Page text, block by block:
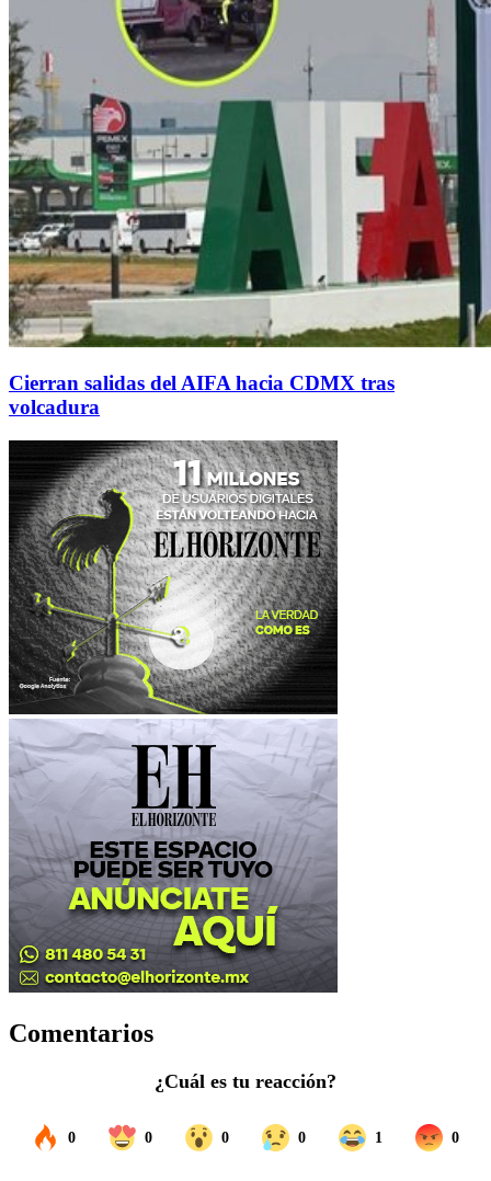
Cierran salidas del AIFA hacia CDMX tras
volcadura
Comentarios